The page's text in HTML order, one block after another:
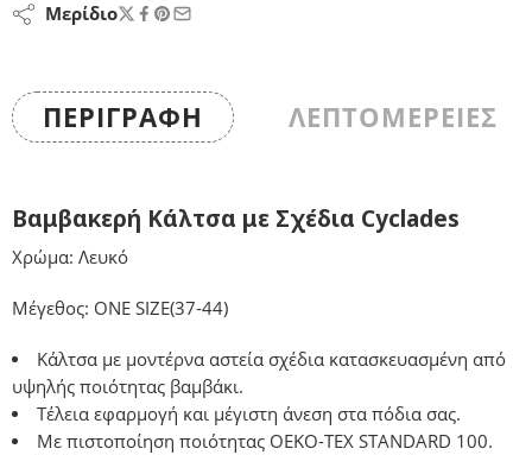
Μερίδιο
ΠΕΡΙΓΡΑΦΉ ΛΕΠΤΟΜΕΡΕΙΕΣ
Βαμβακερή Κάλτσα με Σχέδια Cyclades
Χρώμα: Λευκό
Μέγεθος: ONE SIZE(37-44)
Κάλτσα με μοντέρνα αστεία σχέδια κατασκευασμένη από
υψηλής ποιότητας βαμβάκι.
Τέλεια εφαρμογή και μέγιστη άνεση στα πόδια σας.
Με πιστοποίηση ποιότητας OEKO-TEX STANDARD 100.